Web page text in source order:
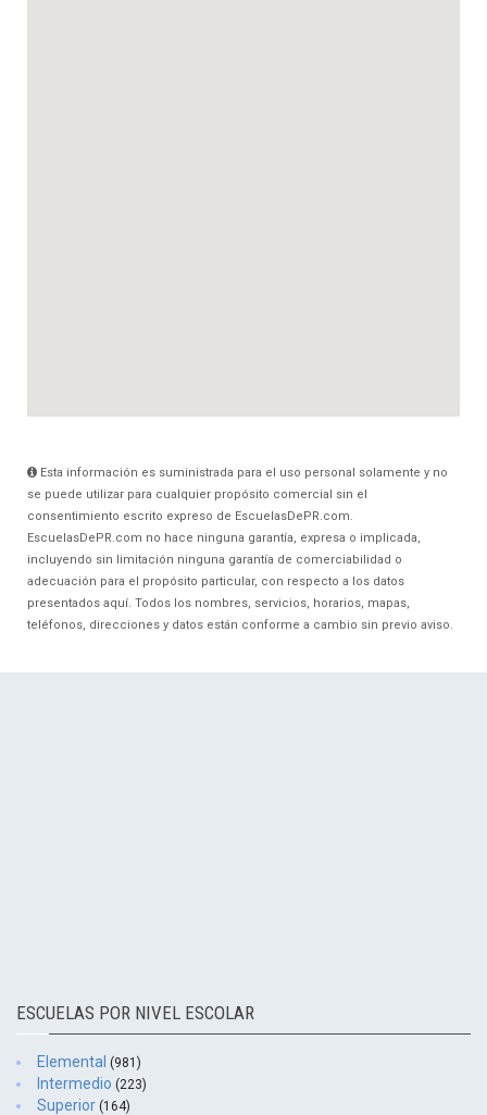
Esta información es suministrada para el uso personal solamente y no
se puede utilizar para cualquier propósito comercial sin el
consentimiento escrito expreso de EscuelasDePR.com.
EscuelasDePR.com no hace ninguna garantía, expresa o implicada,
incluyendo sin limitación ninguna garantía de comerciabilidad o
adecuación para el propósito particular, con respecto a los datos
presentados aquí. Todos los nombres, servicios, horarios, mapas,
teléfonos, direcciones y datos están conforme a cambio sin previo aviso.
ESCUELAS POR NIVEL ESCOLAR
Elemental (981)
Intermedio (223)
Superior (164)